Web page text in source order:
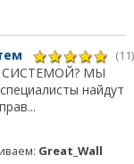
(11)
МЫ
найдут
Great_Wall